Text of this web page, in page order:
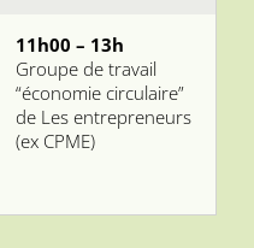
11h00 – 13h
Groupe de travail
“économie circulaire”
de Les entrepreneurs
(ex CPME)